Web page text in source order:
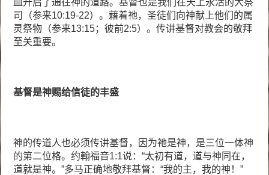
血开启了通往神的道路。基督也是我们在天上永活的大祭
司（参来10:19-22）。藉着祂，圣徒们向神献上他们的属
灵祭物（参来13:15；彼前2:5）。传讲基督对教会的敬拜
至关重要。
基督是神赐给信徒的丰盛
神的传道人也必须传讲基督，因为祂是神，是三位一体神
的第二位格。约翰福音1:1说：“太初有道，道与神同在，
道就是神。”多马正确地敬拜基督：“我的主，我的神！”